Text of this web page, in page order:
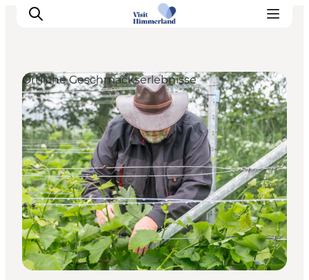
Erlebnisse
Natur
Städte und Orte
Das passiert
Reiseplanung
Praktische Informationen
Örtliche Geschmackserlebnisse